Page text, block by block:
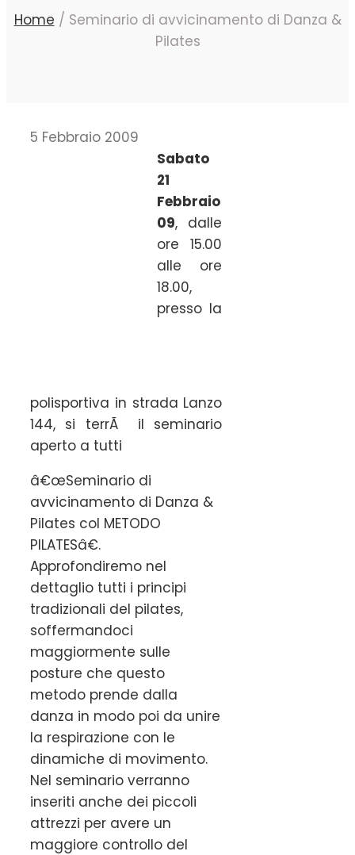
Home / Seminario di avvicinamento di Danza &
Pilates
5 Febbraio 2009
Sabato
21
Febbraio
09, dalle
ore 15.00
alle ore
18.00,
presso la
polisportiva in strada Lanzo
144, si terrÃ il seminario
aperto a tutti
â€œSeminario di
avvicinamento di Danza &
Pilates col METODO
PILATESâ€.
Approfondiremo nel
dettaglio tutti i principi
tradizionali del pilates,
soffermandoci
maggiormente sulle
posture che questo
metodo prende dalla
danza in modo poi da unire
la respirazione con le
dinamiche di movimento.
Nel seminario verranno
inseriti anche dei piccoli
attrezzi per avere un
maggiore controllo del